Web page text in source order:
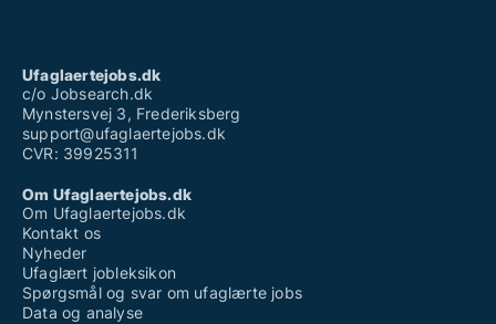
Ufaglærte
Vikar ufaglært plejehjem
Ufaglaertejobs.dk
c/o Jobsearch.dk
Mynstersvej 3, Frederiksberg
support@ufaglaertejobs.dk
CVR: 39925311
Om Ufaglaertejobs.dk
Om Ufaglaertejobs.dk
Kontakt os
Nyheder
Ufaglært jobleksikon
Spørgsmål og svar om ufaglærte jobs
Data og analyse